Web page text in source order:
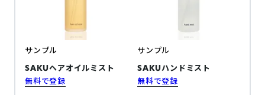
サンプル
SAKUヘアオイルミスト
無料で登録
サンプル
SAKUハンドミスト
無料で登録